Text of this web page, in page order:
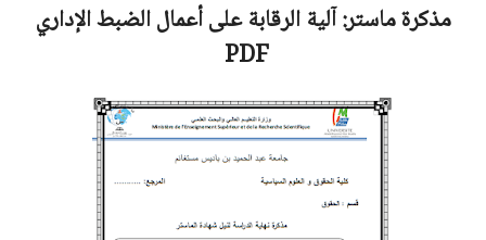
مذكرة ماستر:آلية الرقابة على أعمال الضبط الإداري
PDF